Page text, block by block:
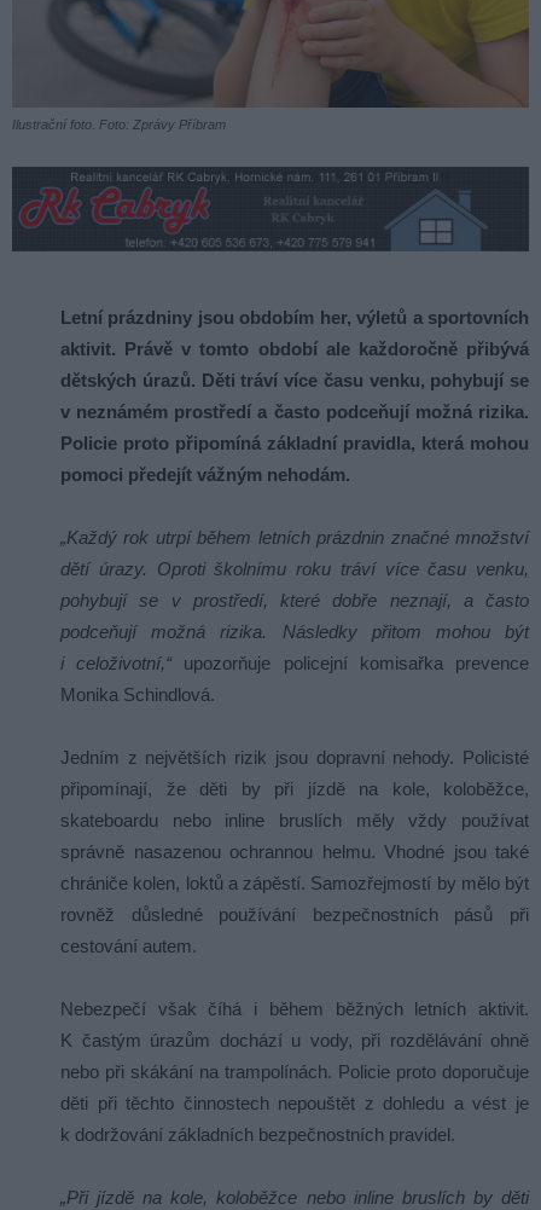
Ilustrační foto. Foto: Zprávy Příbram
Letní prázdniny jsou obdobím her, výletů a sportovních
aktivit. Právě v tomto období ale každoročně přibývá
dětských úrazů. Děti tráví více času venku, pohybují se
v neznámém prostředí a často podceňují možná rizika.
Policie proto připomíná základní pravidla, která mohou
pomoci předejít vážným nehodám.
„Každý rok utrpí během letních prázdnin značné množství
dětí úrazy. Oproti školnímu roku tráví více času venku,
pohybují se v prostředí, které dobře neznají, a často
podceňují možná rizika. Následky přitom mohou být
i celoživotní,“ upozorňuje policejní komisařka prevence
Monika Schindlová.
Jedním z největších rizik jsou dopravní nehody. Policisté
připomínají, že děti by při jízdě na kole, koloběžce,
skateboardu nebo inline bruslích měly vždy používat
správně nasazenou ochrannou helmu. Vhodné jsou také
chrániče kolen, loktů a zápěstí. Samozřejmostí by mělo být
rovněž důsledné používání bezpečnostních pásů při
cestování autem.
Nebezpečí však číhá i během běžných letních aktivit.
K častým úrazům dochází u vody, při rozdělávání ohně
nebo při skákání na trampolínách. Policie proto doporučuje
děti při těchto činnostech nepouštět z dohledu a vést je
k dodržování základních bezpečnostních pravidel.
„Při jízdě na kole, koloběžce nebo inline bruslích by děti